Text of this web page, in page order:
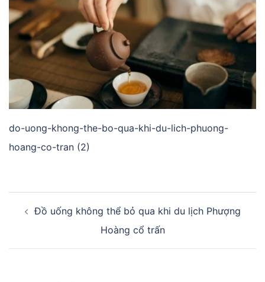
do-uong-khong-the-bo-qua-khi-du-lich-phuong-
hoang-co-tran (2)
hướng
viết
Đồ uống không thể bỏ qua khi du lịch Phượng
Hoàng cổ trấn